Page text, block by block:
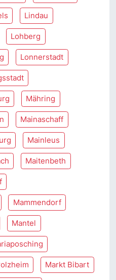
Lindau
Lohberg
Lonnerstadt
Mähring
Mainaschaff
Mainleus
Maitenbeth
Mammendorf
Mantel
Markt Bibart